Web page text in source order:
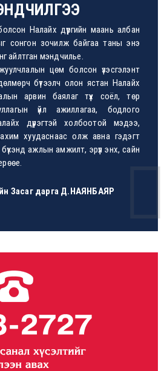
Налайх дүүргийн маань албан
сонгон зочилж байгаа таны энэ
айлтган мэндчилье.
цөм болсон үзэсгэлэнт
бүтээлч олон ястан Налайх
арвин баялаг түүх соёл, төр
үйл ажиллагаа, бодлого
дүүрэгтэй холбоотой мэдээ,
хуудаснаас олж авна гэдэгт
ажлын амжилт, эрүүл энх, сайн
Засаг дарга Д.НАЯНБАЯР
agreement on medical equ..
Илүү
leaders of th...
of the Nalaikh district ..
Russia Economic a..